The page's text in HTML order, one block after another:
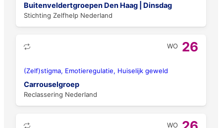
Buitenveldertgroepen Den Haag | Dinsdag
Stichting Zelfhelp Nederland
WO 26
(Zelf)stigma, Emotieregulatie, Huiselijk geweld
Carrouselgroep
Reclassering Nederland
WO